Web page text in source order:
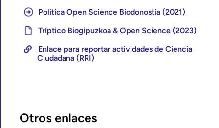
Política Open Science Biodonostia (2021)
Tríptico Biogipuzkoa & Open Science (2023)
Enlace para reportar actividades de Ciencia
Ciudadana (RRI)
Otros enlaces